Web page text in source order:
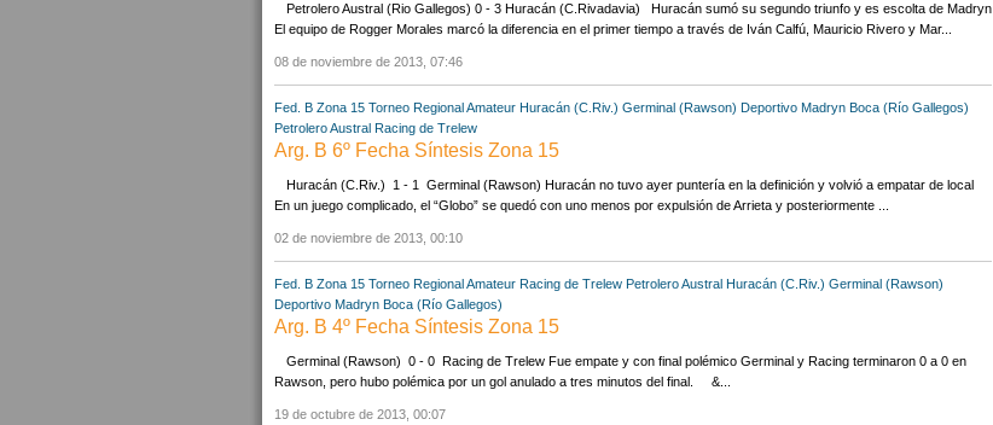
Petrolero Austral (Rio Gallegos) 0 - 3 Huracán (C.Rivadavia) Huracán sumó su segundo triunfo y es escolta de Madryn
El equipo de Rogger Morales marcó la diferencia en el primer tiempo a través de Iván Calfú, Mauricio Rivero y Mar...
08 de noviembre de 2013, 07:46
Fed. B Zona 15 Torneo Regional Amateur Huracán (C.Riv.) Germinal (Rawson) Deportivo Madryn Boca (Río Gallegos)
Petrolero Austral Racing de Trelew
Arg. B 6º Fecha Síntesis Zona 15
Huracán (C.Riv.) 1 - 1 Germinal (Rawson) Huracán no tuvo ayer puntería en la definición y volvió a empatar de local
En un juego complicado, el “Globo” se quedó con uno menos por expulsión de Arrieta y posteriormente ...
02 de noviembre de 2013, 00:10
Fed. B Zona 15 Torneo Regional Amateur Racing de Trelew Petrolero Austral Huracán (C.Riv.) Germinal (Rawson)
Deportivo Madryn Boca (Río Gallegos)
Arg. B 4º Fecha Síntesis Zona 15
Germinal (Rawson) 0 - 0 Racing de Trelew Fue empate y con final polémico Germinal y Racing terminaron 0 a 0 en
Rawson, pero hubo polémica por un gol anulado a tres minutos del final. &...
19 de octubre de 2013, 00:07